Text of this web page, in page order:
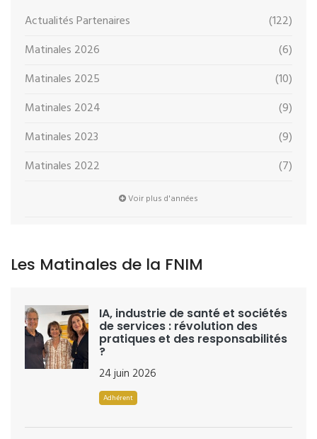
Actualités Partenaires
(122)
Matinales 2026
(6)
Matinales 2025
(10)
Matinales 2024
(9)
Matinales 2023
(9)
Matinales 2022
(7)
Voir plus d'années
Les Matinales de la FNIM
IA, industrie de santé et sociétés
de services : révolution des
pratiques et des responsabilités
?
24 juin 2026
Adhérent